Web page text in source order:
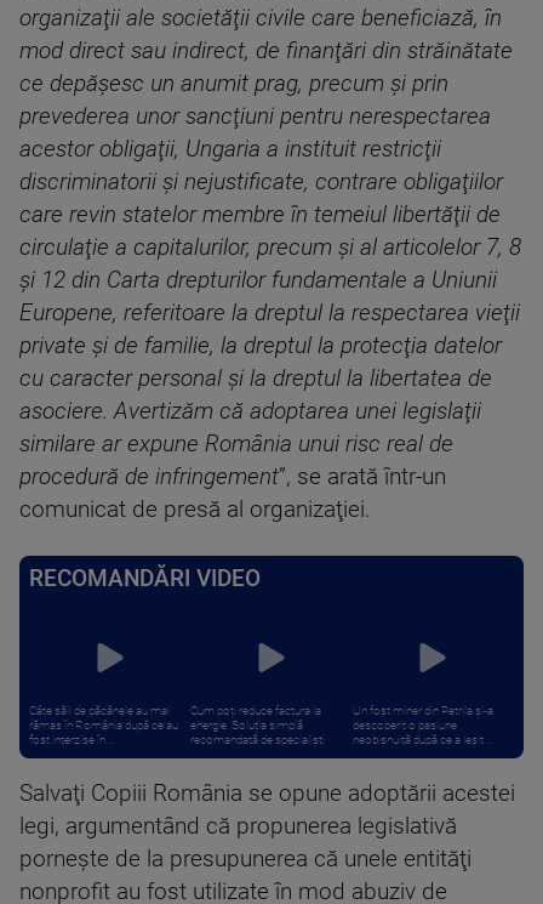
organizaţii ale societăţii civile care beneficiază, în
mod direct sau indirect, de finanţări din străinătate
ce depăşesc un anumit prag, precum şi prin
prevederea unor sancţiuni pentru nerespectarea
acestor obligaţii, Ungaria a instituit restricţii
discriminatorii şi nejustificate, contrare obligaţiilor
care revin statelor membre în temeiul libertăţii de
circulaţie a capitalurilor, precum şi al articolelor 7, 8
şi 12 din Carta drepturilor fundamentale a Uniunii
Europene, referitoare la dreptul la respectarea vieţii
private şi de familie, la dreptul la protecţia datelor
cu caracter personal şi la dreptul la libertatea de
asociere. Avertizăm că adoptarea unei legislaţii
similare ar expune România unui risc real de
procedură de infringement”, se arată într-un
comunicat de presă al organizaţiei.
RECOMANDĂRI VIDEO
Câte săli de păcănele au mai
rămas în România după ce au
fost interzise în ...
Cum poți reduce factura la
energie. Soluția simplă
recomandată de specialiști
Un fost miner din Petrila și-a
descoperit o pasiune
neobișnuită după ce a ieșit ...
Salvaţi Copiii România se opune adoptării acestei
legi, argumentând că propunerea legislativă
porneşte de la presupunerea că unele entităţi
nonprofit au fost utilizate în mod abuziv de